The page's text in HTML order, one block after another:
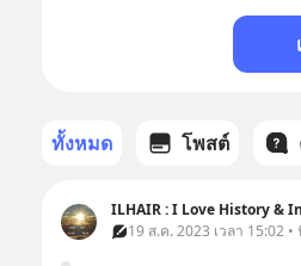
ทั้งหมด โพสต์
ILHAIR : I Love History &
19 ส.ค. 2023 เวลา 15:02 •